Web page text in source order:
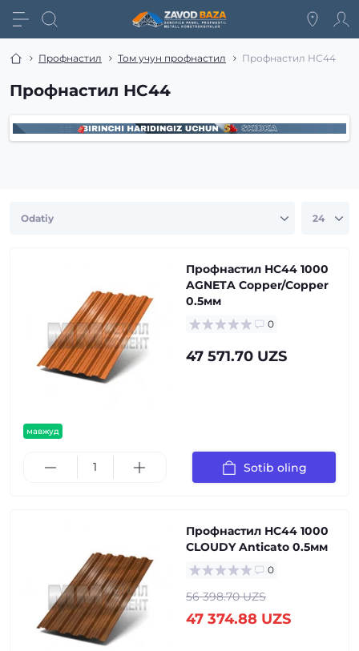
Профнастил Том учун профнастил Профнастил НС44
Профнастил НС44
мавжуд
Профнастил НС44 1000
AGNETA Copper/Copper
0.5мм
0
47 571.70 UZS
Sotib oling
Профнастил НС44 1000
CLOUDY Anticato 0.5мм
0
56 398.70 UZS
47 374.88 UZS